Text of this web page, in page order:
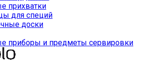
прихватки
для специй
доски
приборы и предметы сервировки